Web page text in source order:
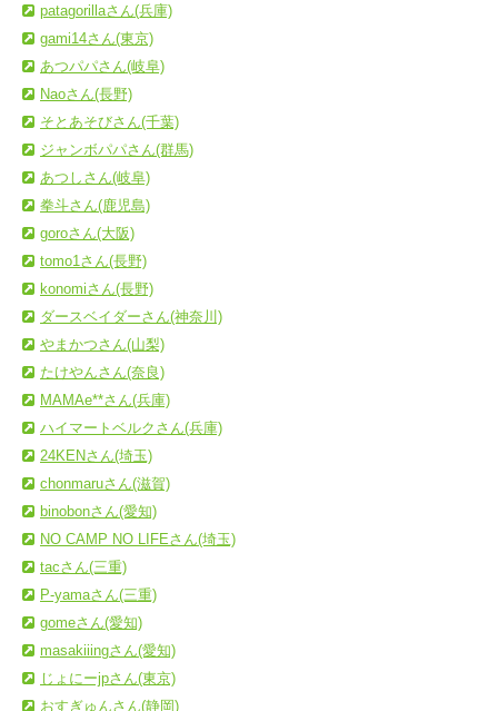
patagorillaさん(兵庫)
gami14さん(東京)
あつパパさん(岐阜)
Naoさん(長野)
そとあそびさん(千葉)
ジャンボパパさん(群馬)
あつしさん(岐阜)
拳斗さん(鹿児島)
goroさん(大阪)
tomo1さん(長野)
konomiさん(長野)
ダースベイダーさん(神奈川)
やまかつさん(山梨)
たけやんさん(奈良)
MAMAe**さん(兵庫)
ハイマートベルクさん(兵庫)
24KENさん(埼玉)
chonmaruさん(滋賀)
binobonさん(愛知)
NO CAMP NO LIFEさん(埼玉)
tacさん(三重)
P-yamaさん(三重)
gomeさん(愛知)
masakiiingさん(愛知)
じょにーjpさん(東京)
おすぎゅんさん(静岡)